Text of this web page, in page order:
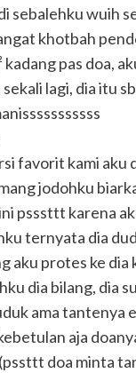
sebalehku wuih
khotbah
kadang pas doa,
lagi, dia itu
favorit kami aku
jodohku
psssttt karena
ternyata dia
aku protes ke dia
dia bilang, dia
ama tantenya
aja
doa minta